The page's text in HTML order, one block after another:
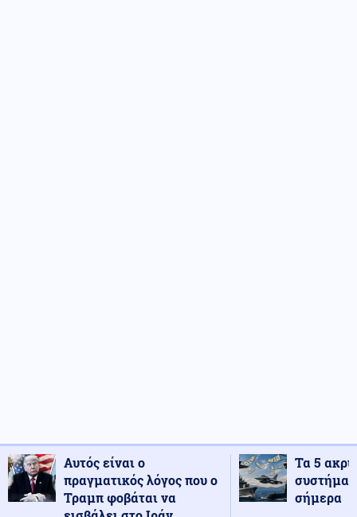
Αυτός είναι ο
πραγματικός λόγος που ο
Τραμπ φοβάται να
Τα 5
σήμερα